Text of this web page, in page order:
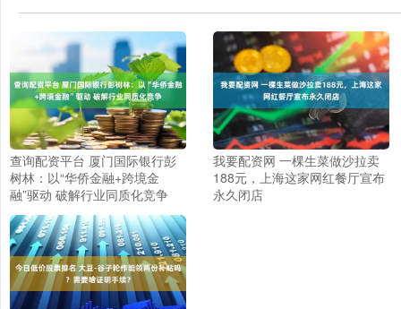
查询配资平台 厦门国际银行彭
树林：以“华侨金融+跨境金
融”驱动 破解行业同质化竞争
我要配资网 一棵生菜做沙拉卖
188元，上海这家网红餐厅宣布
永久闭店